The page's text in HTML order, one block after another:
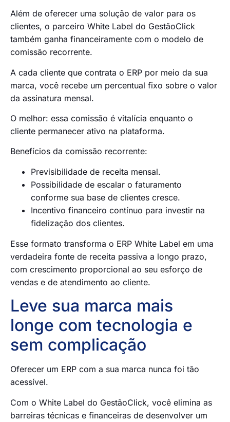
Além de oferecer uma solução de valor para os
clientes, o parceiro White Label do GestãoClick
também ganha financeiramente com o modelo de
comissão recorrente.
A cada cliente que contrata o ERP por meio da sua
marca, você recebe um percentual fixo sobre o valor
da assinatura mensal.
O melhor: essa comissão é vitalícia enquanto o
cliente permanecer ativo na plataforma.
Benefícios da comissão recorrente:
Previsibilidade de receita mensal.
Possibilidade de escalar o faturamento
conforme sua base de clientes cresce.
Incentivo financeiro contínuo para investir na
fidelização dos clientes.
Esse formato transforma o ERP White Label em uma
verdadeira fonte de receita passiva a longo prazo,
com crescimento proporcional ao seu esforço de
vendas e de atendimento ao cliente.
Leve sua marca mais
longe com tecnologia e
sem complicação
Oferecer um ERP com a sua marca nunca foi tão
acessível.
Com o White Label do GestãoClick, você elimina as
barreiras técnicas e financeiras de desenvolver um